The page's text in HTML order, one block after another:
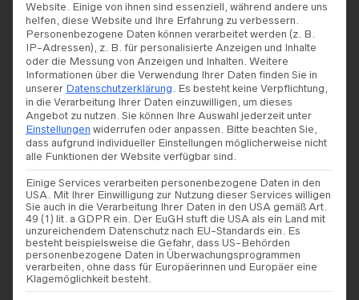
Website. Einige von ihnen sind essenziell, während andere uns
helfen, diese Website und Ihre Erfahrung zu verbessern.
Personenbezogene Daten können verarbeitet werden (z. B.
IP-Adressen), z. B. für personalisierte Anzeigen und Inhalte
oder die Messung von Anzeigen und Inhalten. Weitere
Informationen über die Verwendung Ihrer Daten finden Sie in
unserer Datenschutzerklärung. Es besteht keine Verpflichtung,
in die Verarbeitung Ihrer Daten einzuwilligen, um dieses
Angebot zu nutzen. Sie können Ihre Auswahl jederzeit unter
Einstellungen widerrufen oder anpassen. Bitte beachten Sie,
dass aufgrund individueller Einstellungen möglicherweise nicht
alle Funktionen der Website verfügbar sind.
Einige Services verarbeiten personenbezogene Daten in den
USA. Mit Ihrer Einwilligung zur Nutzung dieser Services willigen
Sie auch in die Verarbeitung Ihrer Daten in den USA gemäß Art.
49 (1) lit. a GDPR ein. Der EuGH stuft die USA als ein Land mit
unzureichendem Datenschutz nach EU-Standards ein. Es
besteht beispielsweise die Gefahr, dass US-Behörden
personenbezogene Daten in Überwachungsprogrammen
verarbeiten, ohne dass für Europäerinnen und Europäer eine
Klagemöglichkeit besteht.